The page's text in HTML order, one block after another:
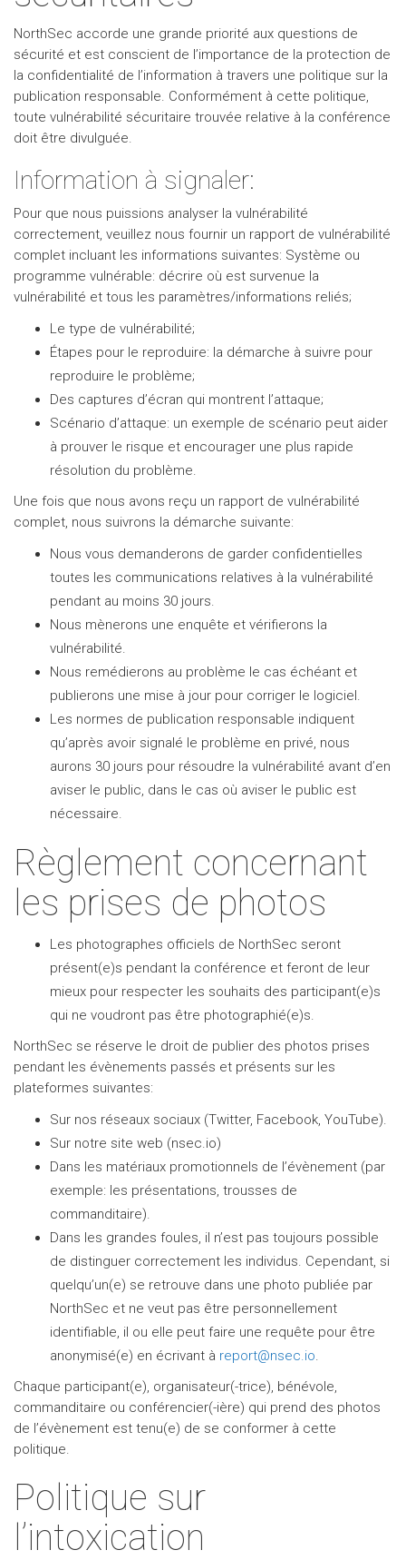
NorthSec accorde une grande priorité aux questions de
sécurité et est conscient de l’importance de la protection de
la confidentialité de l’information à travers une politique sur la
publication responsable. Conformément à cette politique,
toute vulnérabilité sécuritaire trouvée relative à la conférence
doit être divulguée.
Information à signaler:
Pour que nous puissions analyser la vulnérabilité
correctement, veuillez nous fournir un rapport de vulnérabilité
complet incluant les informations suivantes: Système ou
programme vulnérable: décrire où est survenue la
vulnérabilité et tous les paramètres/informations reliés;
Le type de vulnérabilité;
Étapes pour le reproduire: la démarche à suivre pour
reproduire le problème;
Des captures d’écran qui montrent l’attaque;
Scénario d’attaque: un exemple de scénario peut aider
à prouver le risque et encourager une plus rapide
résolution du problème.
Une fois que nous avons reçu un rapport de vulnérabilité
complet, nous suivrons la démarche suivante:
Nous vous demanderons de garder confidentielles
toutes les communications relatives à la vulnérabilité
pendant au moins 30 jours.
Nous mènerons une enquête et vérifierons la
vulnérabilité.
Nous remédierons au problème le cas échéant et
publierons une mise à jour pour corriger le logiciel.
Les normes de publication responsable indiquent
qu’après avoir signalé le problème en privé, nous
aurons 30 jours pour résoudre la vulnérabilité avant d’en
aviser le public, dans le cas où aviser le public est
nécessaire.
Règlement concernant
les prises de photos
Les photographes officiels de NorthSec seront
présent(e)s pendant la conférence et feront de leur
mieux pour respecter les souhaits des participant(e)s
qui ne voudront pas être photographié(e)s.
NorthSec se réserve le droit de publier des photos prises
pendant les évènements passés et présents sur les
plateformes suivantes:
Sur nos réseaux sociaux (Twitter, Facebook, YouTube).
Sur notre site web (nsec.io)
Dans les matériaux promotionnels de l’évènement (par
exemple: les présentations, trousses de
commanditaire).
Dans les grandes foules, il n’est pas toujours possible
de distinguer correctement les individus. Cependant, si
quelqu’un(e) se retrouve dans une photo publiée par
NorthSec et ne veut pas être personnellement
identifiable, il ou elle peut faire une requête pour être
anonymisé(e) en écrivant à report@nsec.io.
Chaque participant(e), organisateur(-trice), bénévole,
commanditaire ou conférencier(-ière) qui prend des photos
de l’évènement est tenu(e) de se conformer à cette
politique.
Politique sur
l’intoxication